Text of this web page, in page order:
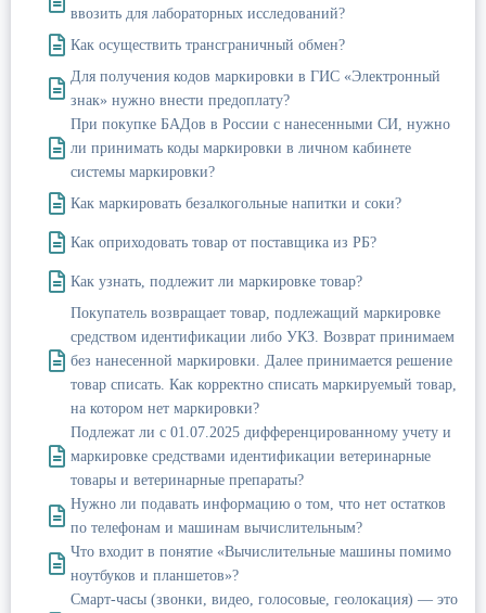
ввозить для лабораторных исследований?
Как осуществить трансграничный обмен?
Для получения кодов маркировки в ГИС «Электронный
знак» нужно внести предоплату?
При покупке БАДов в России с нанесенными СИ, нужно
ли принимать коды маркировки в личном кабинете
системы маркировки?
Как маркировать безалкогольные напитки и соки?
Как оприходовать товар от поставщика из РБ?
Как узнать, подлежит ли маркировке товар?
Покупатель возвращает товар, подлежащий маркировке
средством идентификации либо УКЗ. Возврат принимаем
без нанесенной маркировки. Далее принимается решение
товар списать. Как корректно списать маркируемый товар,
на котором нет маркировки?
Подлежат ли с 01.07.2025 дифференцированному учету и
маркировке средствами идентификации ветеринарные
товары и ветеринарные препараты?
Нужно ли подавать информацию о том, что нет остатков
по телефонам и машинам вычислительным?
Что входит в понятие «Вычислительные машины помимо
ноутбуков и планшетов»?
Смарт-часы (звонки, видео, голосовые, геолокация) — это